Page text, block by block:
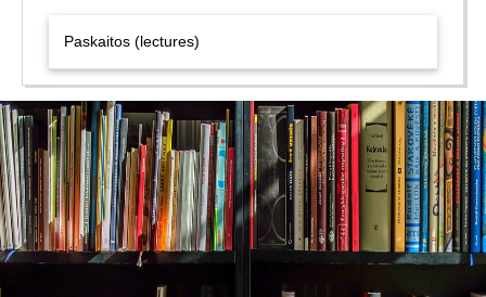
Paskaitos (lectures)